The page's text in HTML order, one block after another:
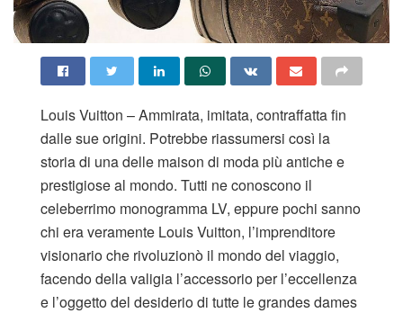
Louis Vuitton – Ammirata, imitata, contraffatta fin
dalle sue origini. Potrebbe riassumersi così la
storia di una delle maison di moda più antiche e
prestigiose al mondo. Tutti ne conoscono il
celeberrimo monogramma LV, eppure pochi sanno
chi era veramente Louis Vuitton, l’imprenditore
visionario che rivoluzionò il mondo del viaggio,
facendo della valigia l’accessorio per l’eccellenza
e l’oggetto del desiderio di tutte le grandes dames